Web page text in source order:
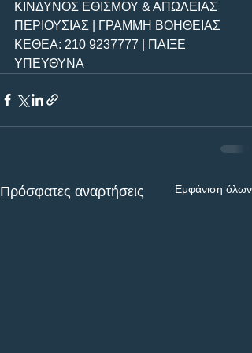
ΚΙΝΔΥΝΟΣ ΕΘΙΣΜΟΥ & ΑΠΩΛΕΙΑΣ
ΠΕΡΙΟΥΣΙΑΣ | ΓΡΑΜΜΗ ΒΟΗΘΕΙΑΣ
ΚΕΘΕΑ: 210 9237777 | ΠΑΙΞΕ
ΥΠΕΥΘΥΝΑ
Πρόσφατες αναρτήσεις Εμφάνιση όλων